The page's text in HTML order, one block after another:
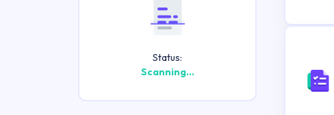
Status:
Scanning...